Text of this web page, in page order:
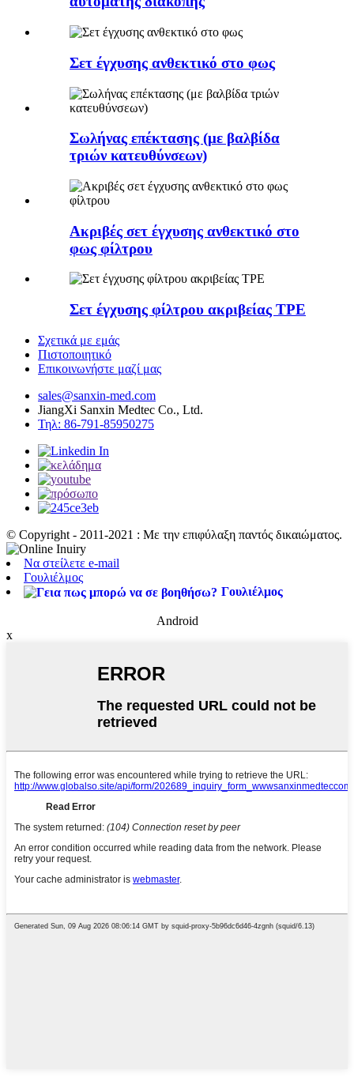
Σετ έγχυσης ανθεκτικό στο φως
Σωλήνας επέκτασης (με βαλβίδα
τριών κατευθύνσεων)
Ακριβές σετ έγχυσης ανθεκτικό στο
φως φίλτρου
Σετ έγχυσης φίλτρου ακριβείας TPE
Σχετικά με εμάς
Πιστοποιητικό
Επικοινωνήστε μαζί μας
sales@sanxin-med.com
JiangXi Sanxin Medtec Co., Ltd.
Τηλ: 86-791-85950275
© Copyright - 2011-2021 : Με την επιφύλαξη παντός δικαιώματος.
Να στείλετε e-mail
Γουλιέλμος
Γουλιέλμος
Android
x